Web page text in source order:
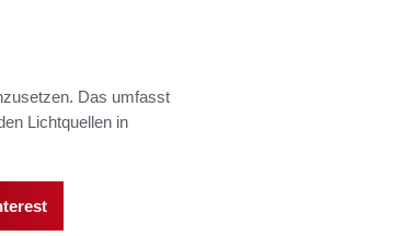
Das umfasst
Lichtquellen in